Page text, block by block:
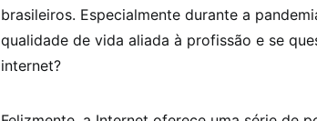
brasileiros. Especialmente durante a
qualidade de vida aliada à profissão e se
internet?